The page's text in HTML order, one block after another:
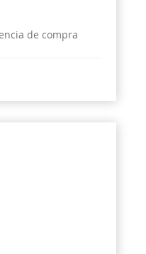
de compra